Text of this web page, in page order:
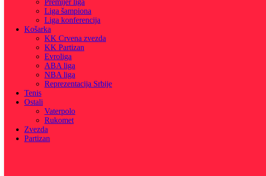
Premijer liga
Liga šampiona
Liga konferencija
Košarka
KK Crvena zvezda
KK Partizan
Evroliga
ABA liga
NBA liga
Reprezentacija Srbije
Tenis
Ostali
Vaterpolo
Rukomet
Zvezda
Partizan